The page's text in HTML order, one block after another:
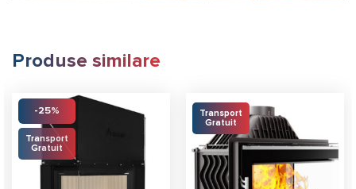
Produse similare
-25%
Transport
Gratuit
Transport
Gratuit